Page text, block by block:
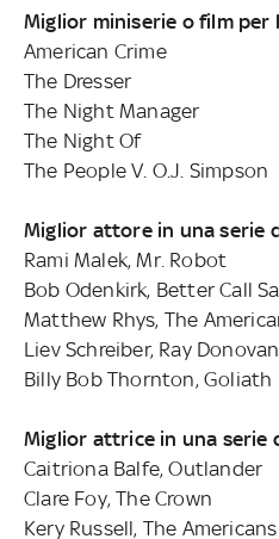
Miglior miniserie o film per
American Crime
The Dresser
The Night Manager
The Night Of
The People V. O.J. Simpson
Miglior attore in una serie
Rami Malek, Mr. Robot
Bob Odenkirk, Better Call
Matthew Rhys, The
Liev Schreiber, Ray Donovan
Billy Bob Thornton, Goliath
Miglior attrice in una serie
Caitriona Balfe, Outlander
Clare Foy, The Crown
Kery Russell, The Americans